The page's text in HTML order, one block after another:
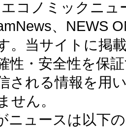
コノミックニ
、NEWS
。当サイトに掲
性・安全性を保
される情報を用
せん。
ニュースは以下